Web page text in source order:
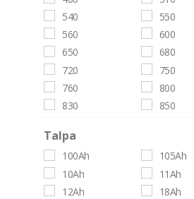
540
550
560
600
650
680
720
750
760
800
830
850
Talpa
100Ah
105Ah
10Ah
11Ah
12Ah
18Ah